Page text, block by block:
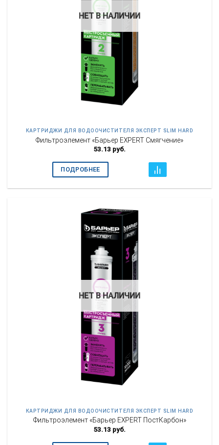
НЕТ В НАЛИЧИИ
КАРТРИДЖИ ДЛЯ ВОДООЧИСТИТЕЛЯ ЭКСПЕРТ SLIM HARD
Фильтроэлемент «Барьер EXPERT Смягчение»
53.13 руб.
ПОДРОБНЕЕ
НЕТ В НАЛИЧИИ
КАРТРИДЖИ ДЛЯ ВОДООЧИСТИТЕЛЯ ЭКСПЕРТ SLIM HARD
Фильтроэлемент «Барьер EXPERT ПостКарбон»
53.13 руб.